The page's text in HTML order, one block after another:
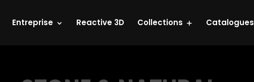
Entreprise Reactive 3D Collections Catalogues